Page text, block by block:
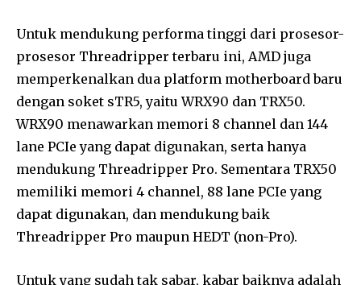
Untuk mendukung performa tinggi dari prosesor-
prosesor Threadripper terbaru ini, AMD juga
memperkenalkan dua platform motherboard baru
dengan soket sTR5, yaitu WRX90 dan TRX50.
WRX90 menawarkan memori 8 channel dan 144
lane PCIe yang dapat digunakan, serta hanya
mendukung Threadripper Pro. Sementara TRX50
memiliki memori 4 channel, 88 lane PCIe yang
dapat digunakan, dan mendukung baik
Threadripper Pro maupun HEDT (non-Pro).
Untuk yang sudah tak sabar, kabar baiknya adalah